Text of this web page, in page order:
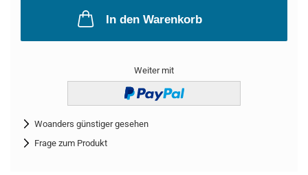
In den Warenkorb
Weiter mit
Woanders günstiger gesehen
Frage zum Produkt